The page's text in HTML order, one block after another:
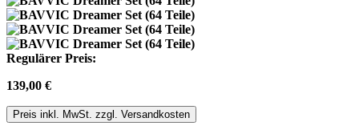
Regulärer Preis:
139,00 €
Preis inkl. MwSt. zzgl. Versandkosten